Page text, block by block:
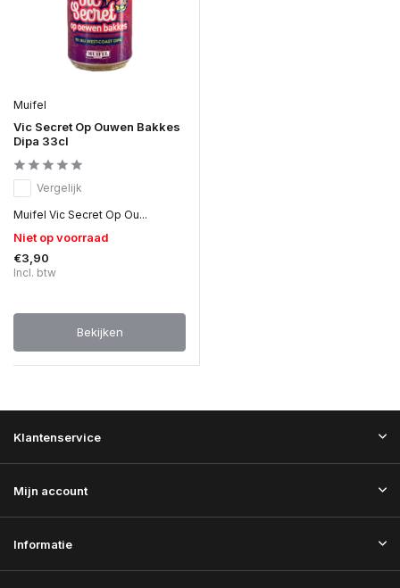
Muifel
Vic Secret Op Ouwen Bakkes
Dipa 33cl
Vergelijk
Muifel Vic Secret Op Ou...
Niet op voorraad
€3,90
Incl. btw
Bekijken
Klantenservice
Mijn account
Informatie